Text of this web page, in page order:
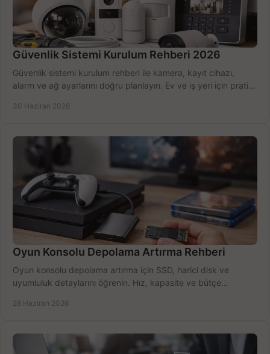
Güvenlik Sistemi Kurulum Rehberi 2026
Güvenlik sistemi kurulum rehberi ile kamera, kayıt cihazı,
alarm ve ağ ayarlarını doğru planlayın. Ev ve iş yeri için pratik
30 Haziran 2026
Oyun Konsolu Depolama Artırma Rehberi
Oyun konsolu depolama artırma için SSD, harici disk ve
uyumluluk detaylarını öğrenin. Hız, kapasite ve bütçe
28 Haziran 2026